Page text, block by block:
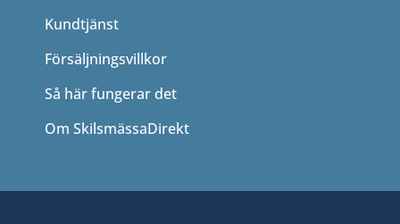
Kundtjänst
Försäljningsvillkor
Så här fungerar det
Om SkilsmässaDirekt